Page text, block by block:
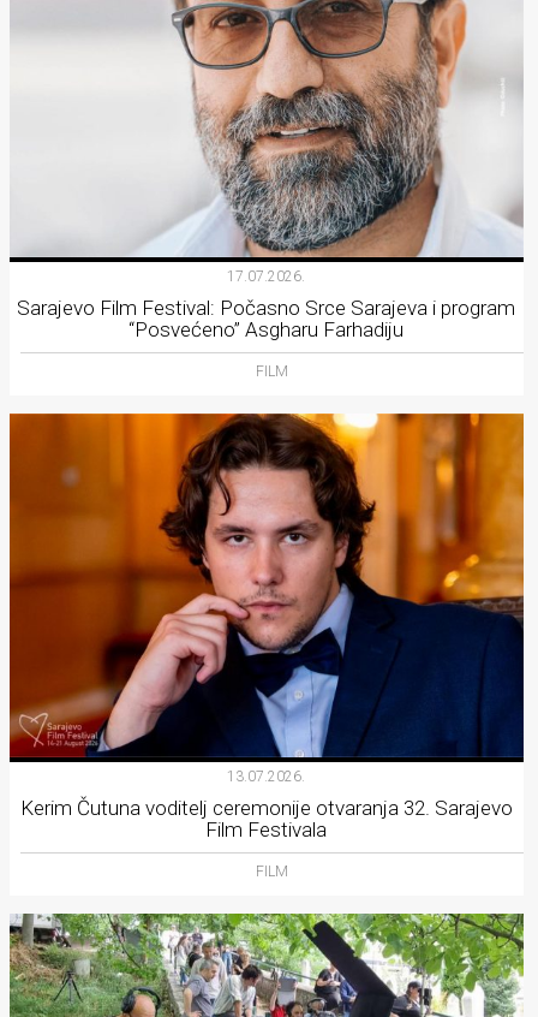
17.07.2026.
Sarajevo Film Festival: Počasno Srce Sarajeva i program
“Posvećeno” Asgharu Farhadiju
FILM
13.07.2026.
Kerim Čutuna voditelj ceremonije otvaranja 32. Sarajevo
Film Festivala
FILM